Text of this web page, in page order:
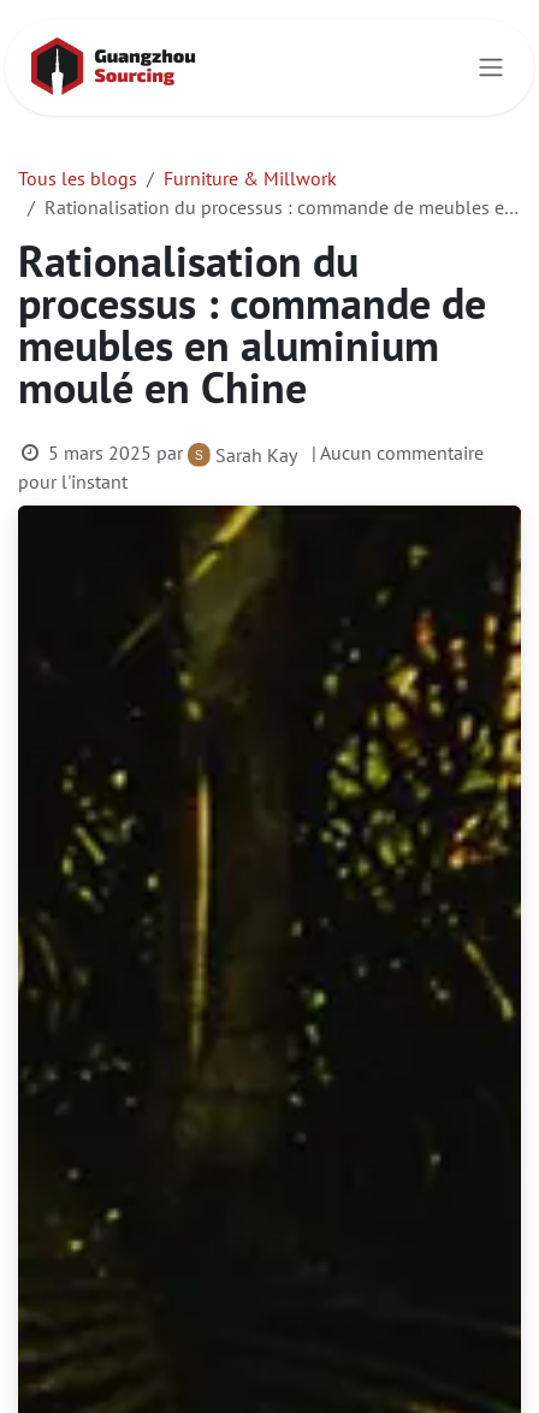
Tous les blogs
Furniture & Millwork
Rationalisation du processus : commande de meubles en aluminium moulé en Chine
Rationalisation du
processus : commande de
meubles en aluminium
moulé en Chine
5 mars 2025 par Sarah Kay
| Aucun commentaire
pour l'instant